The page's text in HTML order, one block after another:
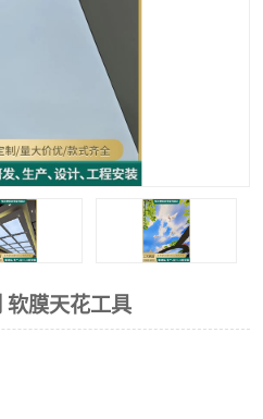
软膜天花工具